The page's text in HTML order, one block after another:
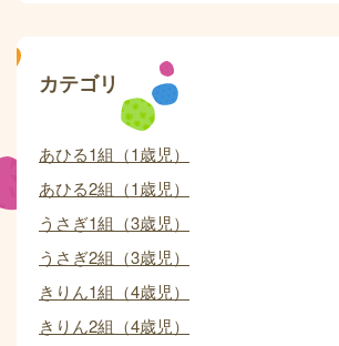
カテゴリ
あひる1組（1歳児）
あひる2組（1歳児）
うさぎ1組（3歳児）
うさぎ2組（3歳児）
きりん1組（4歳児）
きりん2組（4歳児）